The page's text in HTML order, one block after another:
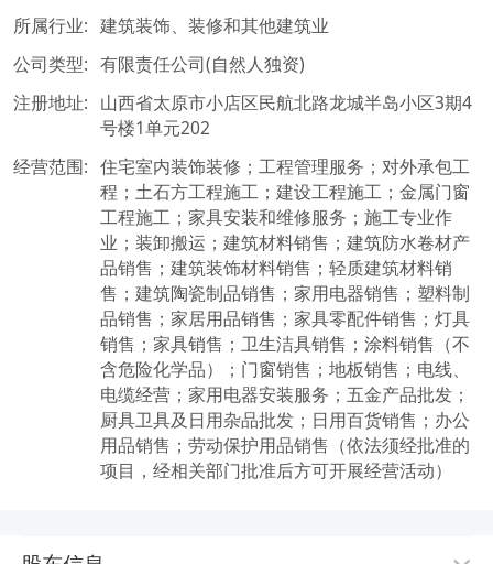
所属行业: 建筑装饰、装修和其他建筑业
公司类型: 有限责任公司(自然人独资)
注册地址: 山西省太原市小店区民航北路龙城半岛小区3期4
号楼1单元202
经营范围: 住宅室内装饰装修；工程管理服务；对外承包工
程；土石方工程施工；建设工程施工；金属门窗
工程施工；家具安装和维修服务；施工专业作
业；装卸搬运；建筑材料销售；建筑防水卷材产
品销售；建筑装饰材料销售；轻质建筑材料销
售；建筑陶瓷制品销售；家用电器销售；塑料制
品销售；家居用品销售；家具零配件销售；灯具
销售；家具销售；卫生洁具销售；涂料销售（不
含危险化学品）；门窗销售；地板销售；电线、
电缆经营；家用电器安装服务；五金产品批发；
厨具卫具及日用杂品批发；日用百货销售；办公
用品销售；劳动保护用品销售（依法须经批准的
项目，经相关部门批准后方可开展经营活动）